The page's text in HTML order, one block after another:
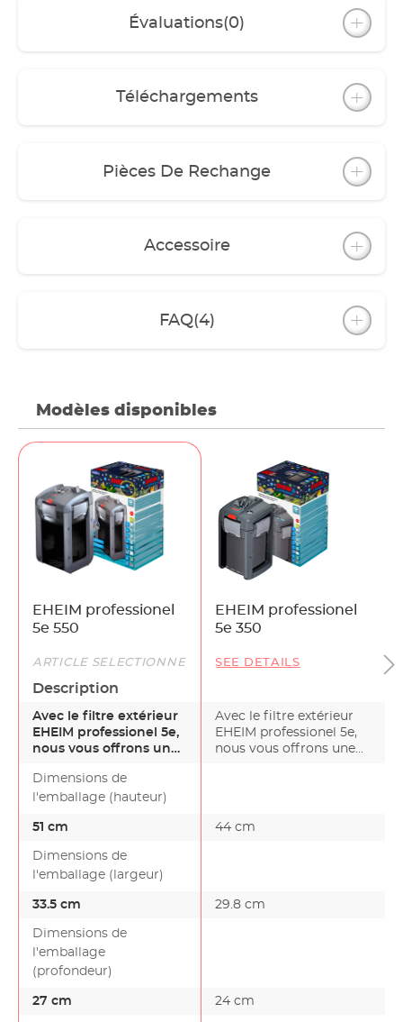
Évaluations(0)
Téléchargements
Pièces De Rechange
Accessoire
FAQ(4)
Modèles disponibles
EHEIM professionel
5e 550
EHEIM professionel
5e 350
ARTICLE SÉLECTIONNÉ SEE DETAILS
Description
Avec le filtre extérieur
EHEIM professionel 5e,
nous vous offrons une
Avec le filtre extérieur
EHEIM professionel 5e,
nous vous offrons une
Dimensions de
l'emballage (hauteur)
51 cm 44 cm
Dimensions de
l'emballage (largeur)
33.5 cm 29.8 cm
Dimensions de
l'emballage
(profondeur)
27 cm 24 cm